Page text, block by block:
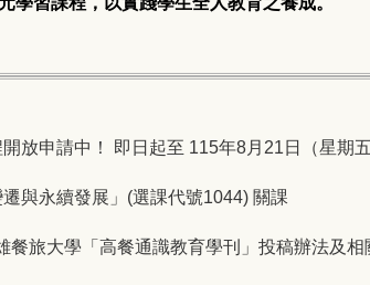
放申請中！ 即日起至 115年8月21日（星期
與永續發展」(選課代號1044) 關課
餐旅大學「高餐通識教育學刊」投稿辦法及